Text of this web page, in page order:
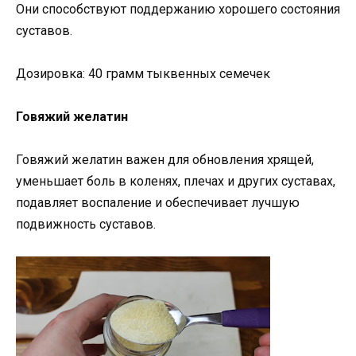
Они способствуют поддержанию хорошего состояния
суставов.
Дозировка: 40 грамм тыквенных семечек
Говяжий желатин
Говяжий желатин важен для обновления хрящей,
уменьшает боль в коленях, плечах и других суставах,
подавляет воспаление и обеспечивает лучшую
подвижность суставов.